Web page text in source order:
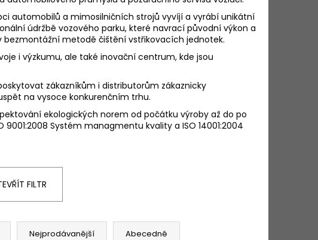
automobilů a mimosilničních strojů vyvíjí a vyrábí unikátní
údržbě vozového parku, které navrací původní výkon a
bezmontážní metodě čištění vstřikovacích jednotek.
i výzkumu, ale také inovační centrum, kde jsou
zákazníkům i distributorům zákaznicky
na vysoce konkurenčním trhu.
ekologických norem od počátku výroby až do po
Systém managmentu kvality a ISO 14001:2004
FILTR
Nejprodávanější Abecedně
44K ČISTIČ PALIVOVÉHO
BENZÍN